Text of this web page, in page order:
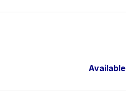
Available